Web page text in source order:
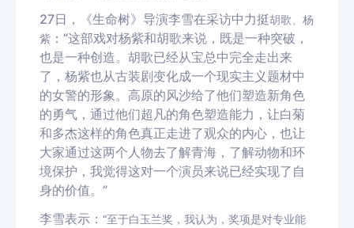
27日，《生命树》导演李雪在采访中力挺胡歌、杨
紫 ：“这部戏对杨紫和胡歌来说，既是一种突破，
也是一种创造。胡歌已经从宝总中完全走出来
了，杨紫也从古装剧变化成一个现实主义题材中
的女警的形象。高原的风沙给了他们塑造新角色
的勇气，通过他们超凡的角色塑造能力，让白菊
和多杰这样的角色真正走进了观众的内心，也让
大家通过这两个人物去了解青海，了解动物和环
境保护，我觉得这对一个演员来说已经实现了自
身的价值。”
李雪表示： “至于白玉兰奖，我认为，奖项是对专业能